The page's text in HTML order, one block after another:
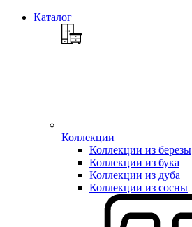
Каталог
Коллекции
Коллекции из березы
Коллекции из бука
Коллекции из дуба
Коллекции из сосны